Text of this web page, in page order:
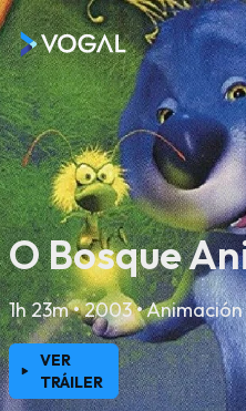
O Bosque
1h 23m • 2003 • Animación
VER
TRÁILER